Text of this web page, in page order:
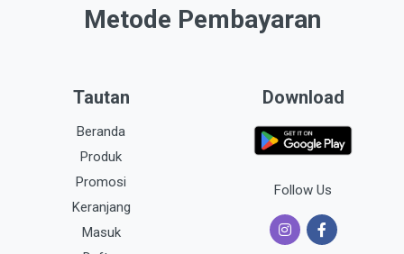
Metode Pembayaran
Tautan
Beranda
Produk
Promosi
Keranjang
Masuk
Download
Follow Us